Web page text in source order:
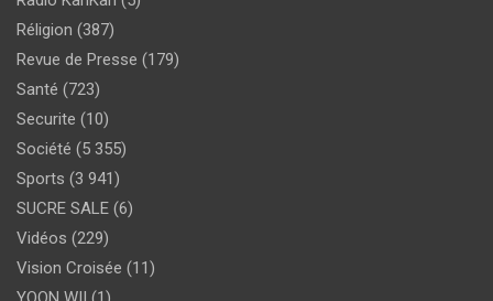
Réligion (387)
Revue de Presse (179)
Santé (723)
Securite (10)
Société (5 355)
Sports (3 941)
SUCRE SALE (6)
Vidéos (229)
Vision Croisée (11)